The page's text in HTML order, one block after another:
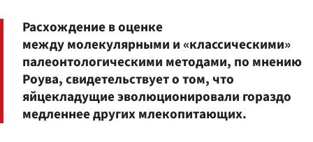
Расхождение в оценке
между молекулярными и «классическими»
палеонтологическими методами, по мнению
Роува, свидетельствует о том, что
яйцекладущие эволюционировали гораздо
медленнее других млекопитающих.